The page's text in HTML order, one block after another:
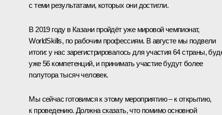
с теми результатами, которых они достигли.
В 2019 году в Казани пройдёт уже мировой чемпионат,
WorldSkills, по рабочим профессиям. В августе мы подвели
итоги: у нас зарегистрировалось для участия 64 страны,
уже 56 компетенций, и принимать участие будут более
полутора тысяч человек.
Мы сейчас готовимся к этому мероприятию – к открытию,
к проведению. Должна сказать, что помимо основной